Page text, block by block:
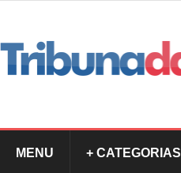
MENU + CATEGORIAS